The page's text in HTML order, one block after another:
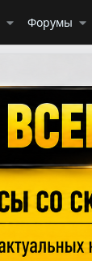
Форумы